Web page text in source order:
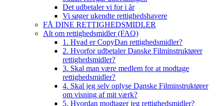
Det udbetaler vi for i år
Vi søger ukendte rettighedshavere
FÅ DINE RETTIGHEDSMIDLER
Alt om rettighedsmidler (FAQ)
1. Hvad er CopyDan rettighedsmidler?
2. Hvorfor udbetaler Danske Filminstruktører
rettighedsmidler?
3. Skal man være medlem for at modtage
rettighedsmidler?
4. Skal jeg selv oplyse Danske Filminstruktører
om visning af mit værk?
5. Hvordan modtager jeg rettighedsmidler?